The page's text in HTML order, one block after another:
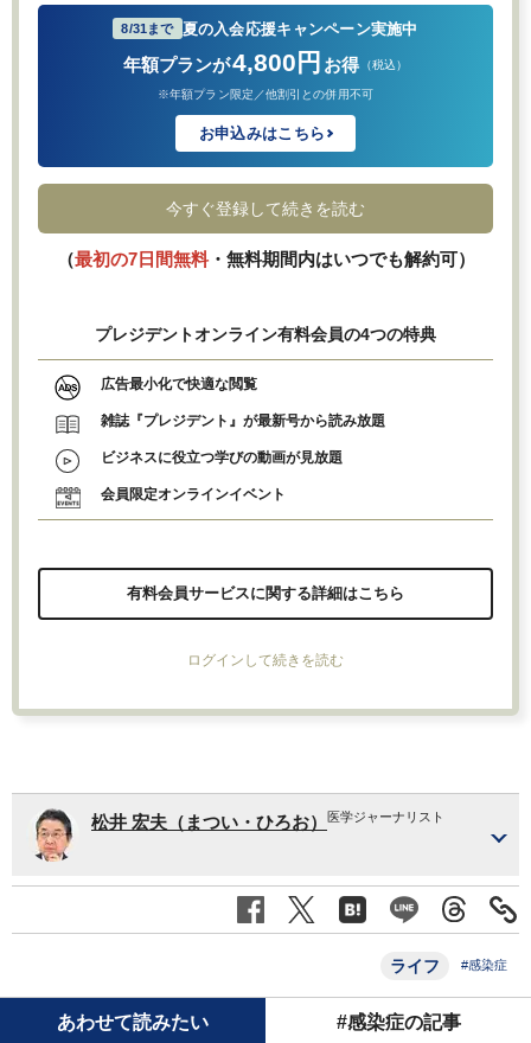
8/31まで 夏の入会応援キャンペーン実施中
年額プランが4,800円 お得 （税込）
※年額プラン限定／他割引との併用不可
お申込みはこちら
今すぐ登録して続きを読む
（最初の7日間無料・無料期間内はいつでも解約可）
プレジデントオンライン有料会員の4つの特典
広告最小化で快適な閲覧
雑誌『プレジデント』が最新号から読み放題
ビジネスに役立つ学びの動画が見放題
会員限定オンラインイベント
有料会員サービスに関する詳細はこちら
ログインして続きを読む
松井 宏夫（まつい・ひろお） 医学ジャーナリスト
ライフ #感染症
あわせて読みたい #感染症の記事